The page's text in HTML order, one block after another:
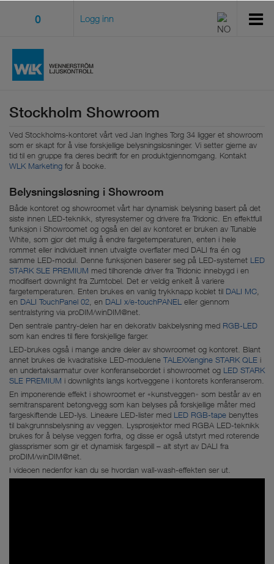
0 Logg inn
Stockholm Showroom
Ved Stockholms-kontoret vårt ved Jan Inghes Torg 34 ligger et showroom
som er skapt for å vise forskjellige belysningsløsninger. Vi setter gjerne av
tid til en gruppe fra deres bedrift for en produktgjennomgang. Kontakt
WLK Marketing for å booke.
Belysningsløsning i Showroom
Både kontoret og showroomet vårt har dynamisk belysning basert på det
siste innen LED-teknikk, styresystemer og drivere fra Tridonic. En effektfull
funksjon i Showroomet og også en del av kontoret er bruken av Tunable
White, som gjør det mulig å endre fargetemperaturen, enten i hele
rommet eller individuelt innen utvalgte overflater med DALI fra én og
samme LED-modul. Denne funksjonen baserer seg på LED-systemet LED
STARK SLE PREMIUM med tilhørende driver fra Tridonic innebygd i en
modifisert downlight fra Zumtobel. Det er veldig enkelt å variere
fargetemperaturen. Enten brukes en vanlig trykknapp koblet til DALI MC
en DALI TouchPanel 02 , en DALI x/e-touchPANEL eller gjennom
sentralstyring via proDIM/winDIM@net.
Den sentrale pantry-delen har en dekorativ bakbelysning med RGB-LED
som kan endres til flere forskjellige farger.
LED-brukes også i mange andre deler av showroomet og kontoret. Blant
annet brukes de kvadratiske LED-modulene TALEXXengine STARK QLE i
en undertaksarmatur over konferansebordet i showroomet og LED STARK
SLE PREMIUM i downlights langs kortveggene i kontorets konferanserom.
En imponerende effekt i showroomet er «kunstveggen» som består av en
semitransparent betongvegg som kan belyses på forskjellige måter med
fargeskiftende LED-lys. Lineære LED-lister med LED RGB-tape benyttes
til bakgrunnsbelysning av veggen. Lysprosjektor med RGBA LED-teknikk
brukes for å belyse veggen forfra, og disse er også utstyrt med roterende
glassprismer som gir et dynamisk fargespill – alt styrt av DALI fra
proDIM/winDIM@net.
I videoen nedenfor kan du se hvordan wall-wash-effekten ser ut.